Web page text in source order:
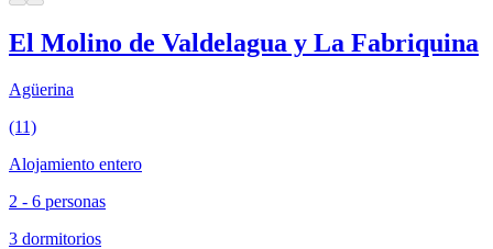
El Molino de Valdelagua y La Fabriquina
Agüerina
(11)
Alojamiento entero
2 - 6 personas
3 dormitorios